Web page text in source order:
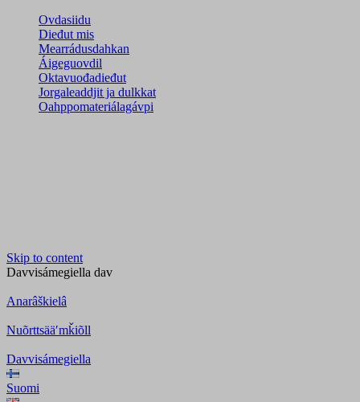
Ovdasiidu
Dieđut mis
Mearrádusdahkan
Áigeguovdil
Oktavuođadieđut
Jorgaleaddjit ja dulkkat
Oahppomateriálagávpi
Skip to content
Davvisámegiella dav
Anarâškielâ
Nuõrttsääʹmǩiõll
Davvisámegiella
Suomi